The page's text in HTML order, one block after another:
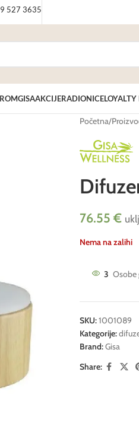
527 3635
GISAAKCIJERADIONICELOYALTY
Početna/
76.55€
Nema na zalihi
3 Osobe
SKU:1001089
Kategorije:
Brand:Gisa
Share: